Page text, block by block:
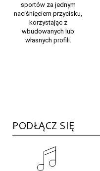
sportów za jednym
naciśnięciem przycisku,
korzystając z
wbudowanych lub
własnych profili.
PODŁĄCZ SIĘ